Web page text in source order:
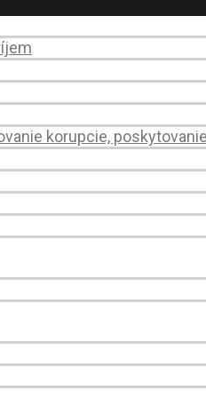
korupcie,